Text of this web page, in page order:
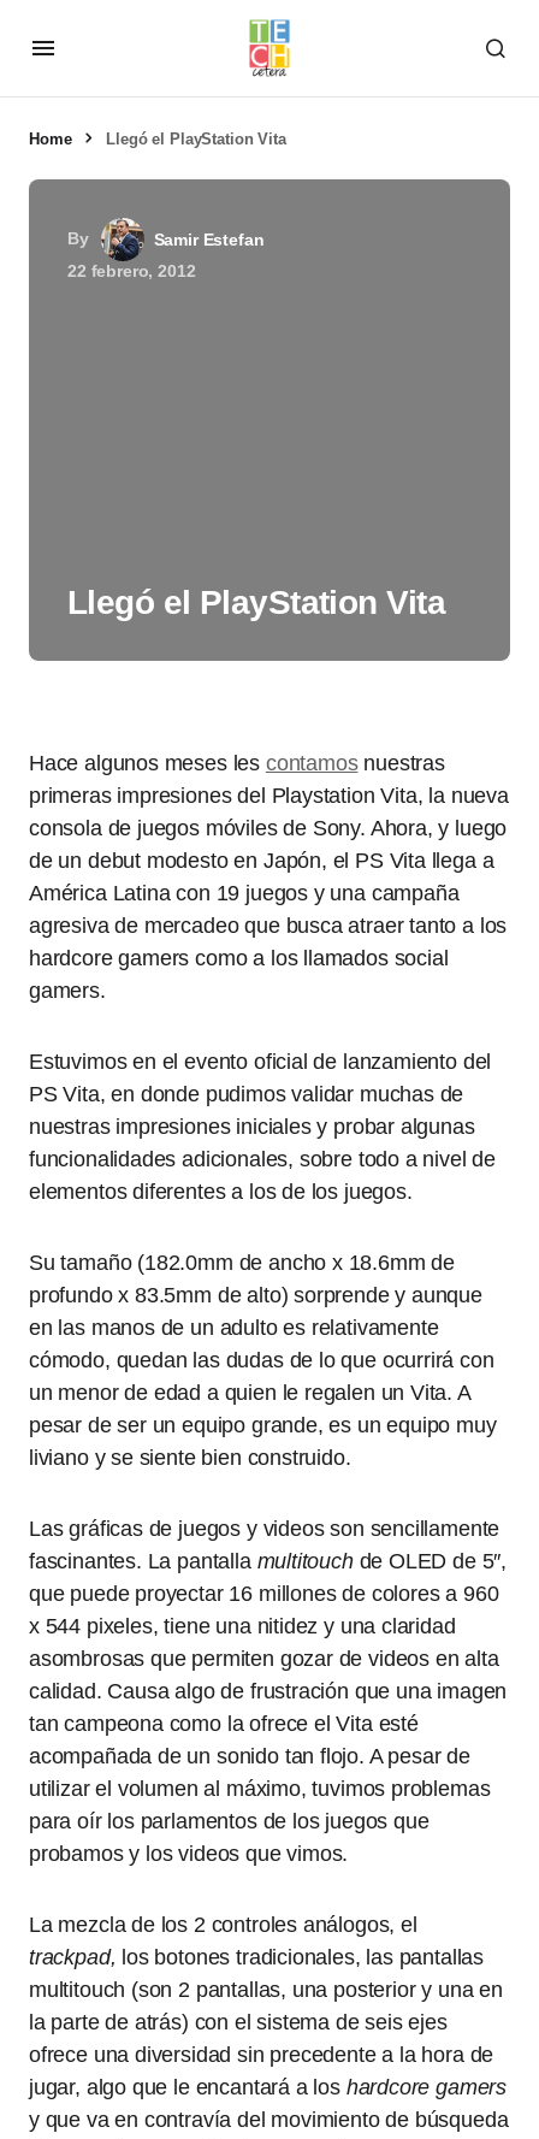
Home Llegó el PlayStation Vita
By
Samir Estefan
22 febrero, 2012
Llegó el PlayStation Vita
Hace algunos meses les contamosnuestras
primeras impresiones del Playstation Vita, la nueva
consola de juegos móviles de Sony. Ahora, y luego
de un debut modesto en Japón, el PS Vita llega a
América Latina con 19 juegos y una campaña
agresiva de mercadeo que busca atraer tanto a los
hardcore gamers como a los llamados social
gamers.
Estuvimos en el evento oficial de lanzamiento del
PS Vita, en donde pudimos validar muchas de
nuestras impresiones iniciales y probar algunas
funcionalidades adicionales, sobre todo a nivel de
elementos diferentes a los de los juegos.
Su tamaño (182.0mm de ancho x 18.6mm de
profundo x 83.5mm de alto) sorprende y aunque
en las manos de un adulto es relativamente
cómodo, quedan las dudas de lo que ocurrirá con
un menor de edad a quien le regalen un Vita. A
pesar de ser un equipo grande, es un equipo muy
liviano y se siente bien construido.
Las gráficas de juegos y videos son sencillamente
fascinantes. La pantalla multitouchde OLED de 5″,
que puede proyectar 16 millones de colores a 960
x 544 pixeles, tiene una nitidez y una claridad
asombrosas que permiten gozar de videos en alta
calidad. Causa algo de frustración que una imagen
tan campeona como la ofrece el Vita esté
acompañada de un sonido tan flojo. A pesar de
utilizar el volumen al máximo, tuvimos problemas
para oír los parlamentos de los juegos que
probamos y los videos que vimos.
La mezcla de los 2 controles análogos, el
trackpad, los botones tradicionales, las pantallas
multitouch (son 2 pantallas, una posterior y una en
la parte de atrás) con el sistema de seis ejes
ofrece una diversidad sin precedente a la hora de
jugar, algo que le encantará a los hardcore gamers
y que va en contravía del movimiento de búsqueda